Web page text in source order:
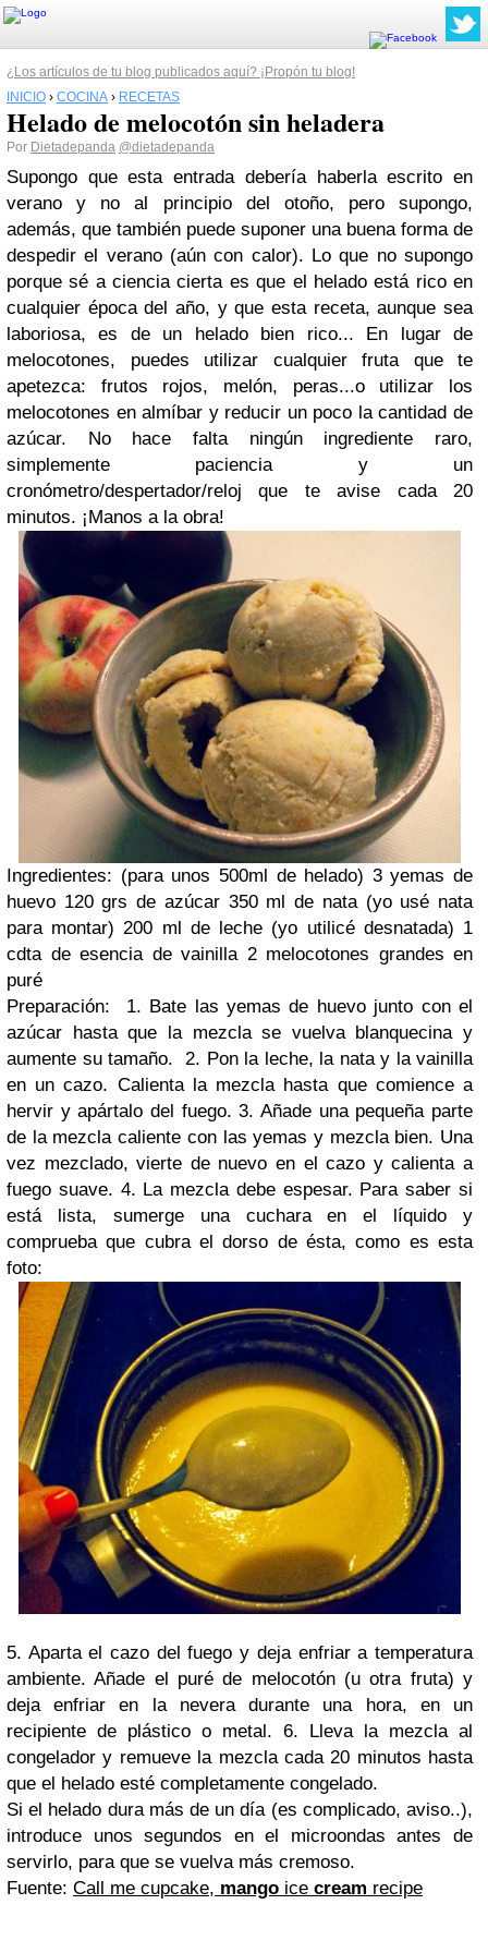
¿Los artículos de tu blog publicados aquí? ¡Propón tu blog!
INICIO › COCINA › RECETAS
Helado de melocotón sin heladera
Por Dietadepanda @dietadepanda
Supongo que esta entrada debería haberla escrito en
verano y no al principio del otoño, pero supongo,
además, que también puede suponer una buena forma de
despedir el verano (aún con calor). Lo que no supongo
porque sé a ciencia cierta es que el helado está rico en
cualquier época del año, y que esta receta, aunque sea
laboriosa, es de un helado bien rico... En lugar de
melocotones, puedes utilizar cualquier fruta que te
apetezca: frutos rojos, melón, peras...o utilizar los
melocotones en almíbar y reducir un poco la cantidad de
azúcar. No hace falta ningún ingrediente raro,
simplemente paciencia y un
cronómetro/despertador/reloj que te avise cada 20
minutos. ¡Manos a la obra!
Ingredientes: (para unos 500ml de helado) 3 yemas de
huevo 120 grs de azúcar 350 ml de nata (yo usé nata
para montar) 200 ml de leche (yo utilicé desnatada) 1
cdta de esencia de vainilla 2 melocotones grandes en
puré
Preparación: 1. Bate las yemas de huevo junto con el
azúcar hasta que la mezcla se vuelva blanquecina y
aumente su tamaño. 2. Pon la leche, la nata y la vainilla
en un cazo. Calienta la mezcla hasta que comience a
hervir y apártalo del fuego. 3. Añade una pequeña parte
de la mezcla caliente con las yemas y mezcla bien. Una
vez mezclado, vierte de nuevo en el cazo y calienta a
fuego suave. 4. La mezcla debe espesar. Para saber si
está lista, sumerge una cuchara en el líquido y
comprueba que cubra el dorso de ésta, como es esta
foto:
5. Aparta el cazo del fuego y deja enfriar a temperatura
ambiente. Añade el puré de melocotón (u otra fruta) y
deja enfriar en la nevera durante una hora, en un
recipiente de plástico o metal. 6. Lleva la mezcla al
congelador y remueve la mezcla cada 20 minutos hasta
que el helado esté completamente congelado.
Si el helado dura más de un día (es complicado, aviso..),
introduce unos segundos en el microondas antes de
servirlo, para que se vuelva más cremoso.
Fuente: Call me cupcake, mango ice cream recipe